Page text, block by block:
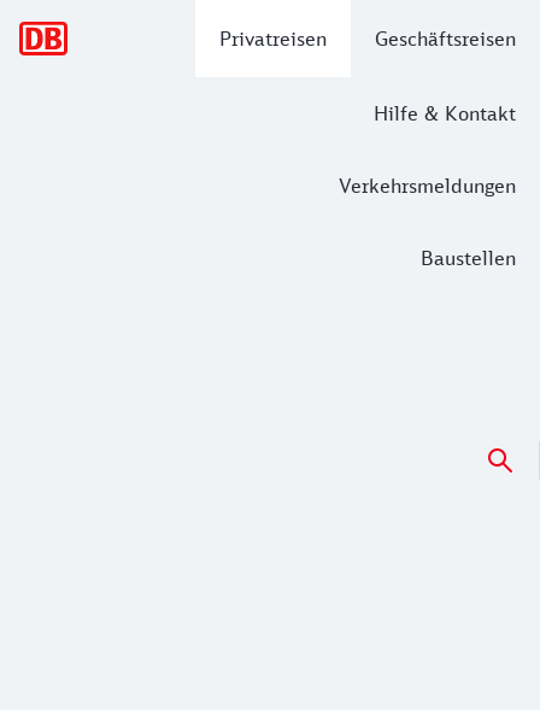
Privatreisen Geschäftsreisen
Hilfe & Kontakt
Verkehrsmeldungen
Baustellen